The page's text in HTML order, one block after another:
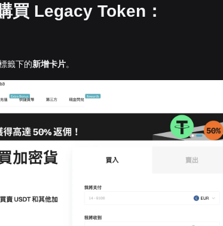
買 Legacy Token：
籤下的新增卡片。